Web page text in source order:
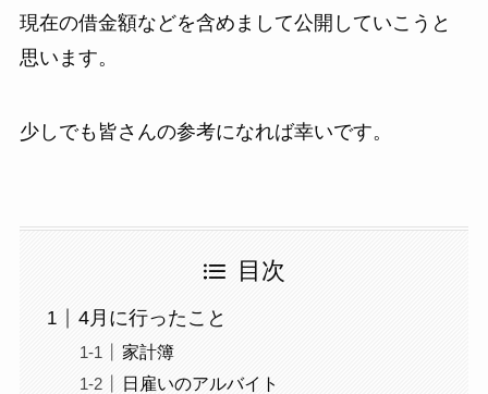
現在の借金額などを含めまして公開していこうと
思います。
少しでも皆さんの参考になれば幸いです。
目次
4月に行ったこと
家計簿
日雇いのアルバイト